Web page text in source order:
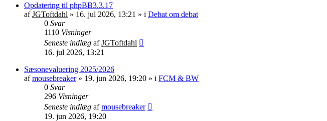
Opdatering til phpBB3.3.17
afJGToftdahl » 16. jul 2026, 13:21 » i Debat om debat
0 Svar
1110 Visninger
Seneste indlæg afJGToftdahl
16. jul 2026, 13:21
Sæsonevaluering 2025/2026
afmousebreaker» 19. jun 2026, 19:20 » i FCM & BW
0 Svar
296 Visninger
Seneste indlæg afmousebreaker
19. jun 2026, 19:20